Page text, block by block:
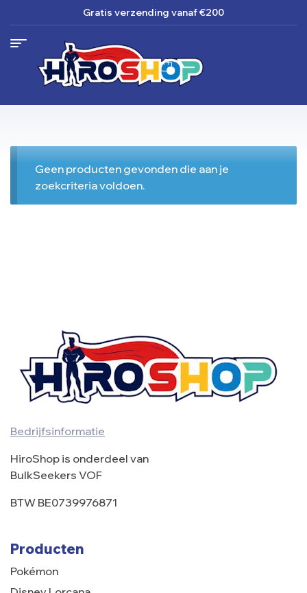
Gratis verzending vanaf €200
Geen producten gevonden die aan je
zoekcriteria voldoen.
Producten
Pokémon
Bedrijfsinformatie
HiroShop is onderdeel van
BulkSeekers VOF
BTW BE0739976871